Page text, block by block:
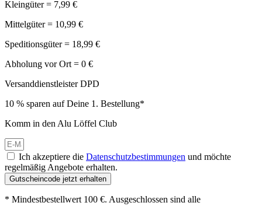
Kleingüter = 7,99 €
Mittelgüter = 10,99 €
Speditionsgüter = 18,99 €
Abholung vor Ort = 0 €
Versanddienstleister DPD
10 % sparen auf Deine 1. Bestellung*
Komm in den Alu Löffel Club
Ich akzeptiere die Datenschutzbestimmungen und möchte
regelmäßig Angebote erhalten.
Gutscheincode jetzt erhalten
* Mindestbestellwert 100 €. Ausgeschlossen sind alle